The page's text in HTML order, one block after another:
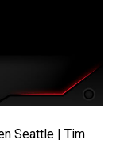
Seattle | Tim